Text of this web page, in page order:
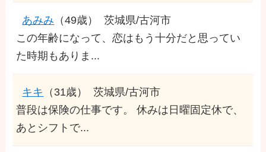
あみみ （49歳）
茨城県/古河市
この年齢になって、恋はもう十分だと思ってい
た時期もありま...
キキ （31歳）
茨城県/古河市
普段は保険の仕事です。 休みは日曜固定休で、
あとシフトで...